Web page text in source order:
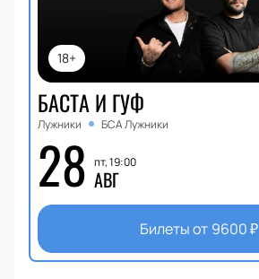
18+
БАСТА И ГУФ
Лужники БСА Лужники
28 пт, 19:00
АВГ
Билеты от 9600₽